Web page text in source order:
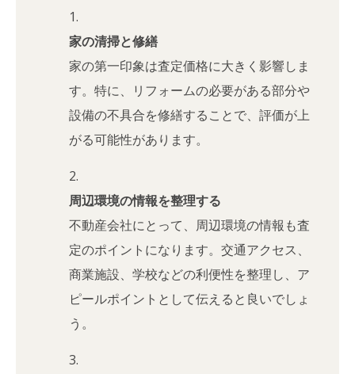
家の清掃と修繕
家の第一印象は査定価格に大きく影響しま
す。特に、リフォームの必要がある部分や
設備の不具合を修繕することで、評価が上
がる可能性があります。
周辺環境の情報を整理する
不動産会社にとって、周辺環境の情報も査
定のポイントになります。交通アクセス、
商業施設、学校などの利便性を整理し、ア
ピールポイントとして伝えると良いでしょ
う。